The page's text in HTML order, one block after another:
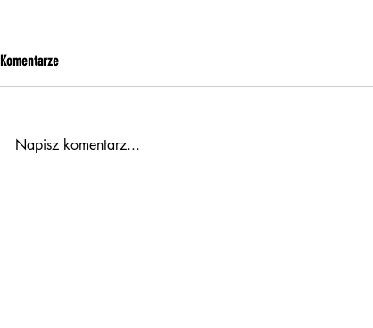
GSW, King of Kings II pt.3
Komentarze
Napisz komentarz...